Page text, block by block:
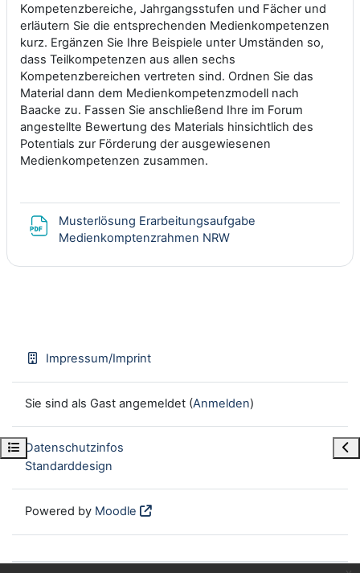
Kursindex öffnen
Kompetenzbereiche, Jahrgangsstufen und Fächer und
erläutern Sie die entsprechenden Medienkompetenzen
kurz. Ergänzen Sie Ihre Beispiele unter Umständen so,
dass Teilkompetenzen aus allen sechs
Kompetenzbereichen vertreten sind. Ordnen Sie das
Material dann dem Medienkompetenzmodell nach
Baacke zu. Fassen Sie anschließend Ihre im Forum
angestellte Bewertung des Materials hinsichtlich des
Potentials zur Förderung der ausgewiesenen
Medienkompetenzen zusammen.
Musterlösung Erarbeitungsaufgabe
Medienkomptenzrahmen NRW
Impressum/Imprint
Sie sind als Gast angemeldet (Anmelden)
Datenschutzinfos
Standarddesign
Powered by Moodle